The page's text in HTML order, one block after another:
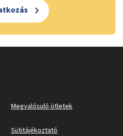
Megvalósuló ötletek
Sütitájékoztató